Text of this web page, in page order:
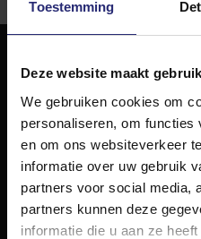
Toestemming
Deze website maakt
We gebruiken cookies om
personaliseren, om functies
en om ons websiteverkeer
informatie over uw gebruik
partners voor social media,
partners kunnen deze
informatie die u aan ze
NET Makelaars
NET Makelaars is een
decennialange ervaring in
van de huizenmarkt in
Volg ons op